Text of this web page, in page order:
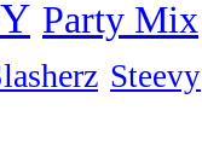
Party Mix
Steevy